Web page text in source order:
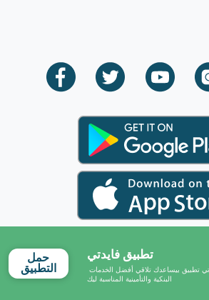
تطبيق فايدتي
البنكية والتأمينية المناسبة ليك
حمل
التطبيق